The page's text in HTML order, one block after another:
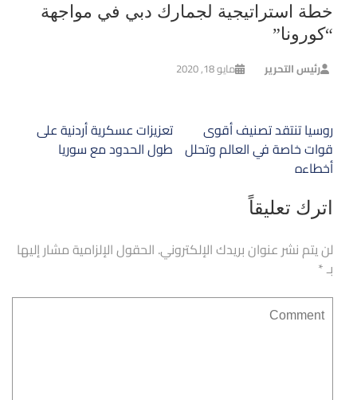
خطة استراتيجية لجمارك دبي في مواجهة
“كورونا”
رئيس التحرير مايو 18, 2020
تصفّح
المقالات
تعزيزات عسكرية أردنية على
طول الحدود مع سوريا
روسيا تنتقد تصنيف أقوى
قوات خاصة في العالم وتحلل
أخطاءه
اترك تعليقاً
لن يتم نشر عنوان بريدك الإلكتروني. الحقول الإلزامية مشار إليها
بـ*